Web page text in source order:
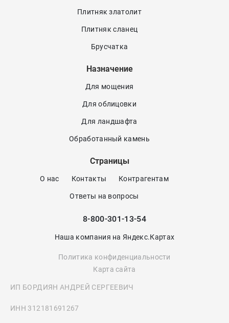
Плитняк златолит
Плитняк сланец
Брусчатка
Назначение
Для мощения
Для облицовки
Для ландшафта
Обработанный камень
Страницы
О нас Контакты Контрагентам
Ответы на вопросы
8-800-301-13-54
Наша компания на Яндекс.Картах
Политика конфиденциальности
Карта сайта
ИП БОРДИЯН АНДРЕЙ СЕРГЕЕВИЧ
ИНН 312181691267